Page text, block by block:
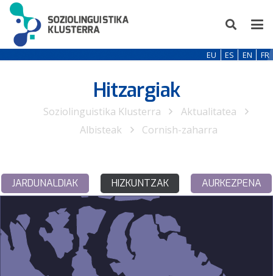
EU ES EN FR
Hitzargiak
Soziolinguistika Klusterra
Aktualitatea
Albisteak
Cornish-zaharra
JARDUNALDIAK HIZKUNTZAK AURKEZPENA